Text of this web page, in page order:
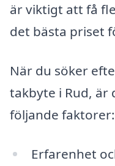
är viktigt att få
det bästa priset
När du söker
takbyte i Rud, är
följande faktorer:
Erfarenhet